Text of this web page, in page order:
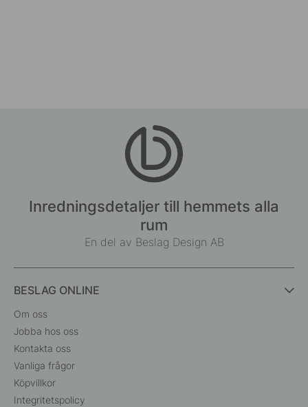
Inredningsdetaljer till hemmets alla
rum
En del av Beslag Design AB
BESLAG ONLINE
Om oss
Jobba hos oss
Kontakta oss
Vanliga frågor
Köpvillkor
Integritetspolicy